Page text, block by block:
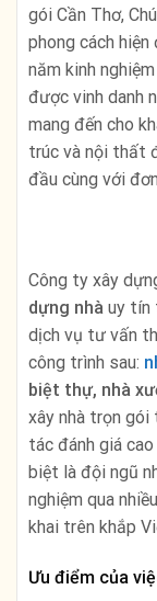
gói Cần Thơ,
phong cách
năm kinh
được vinh danh
mang đến cho
trúc và nội thất
đầu cùng với
Công ty xây
dựng nhà uy tín
dịch vụ tư vấn
công trình sau:
biệt thự, nhà
xây nhà trọn gói
tác đánh giá
biệt là đội ngũ
nghiệm qua
khai trên khắp
Ưu điểm của